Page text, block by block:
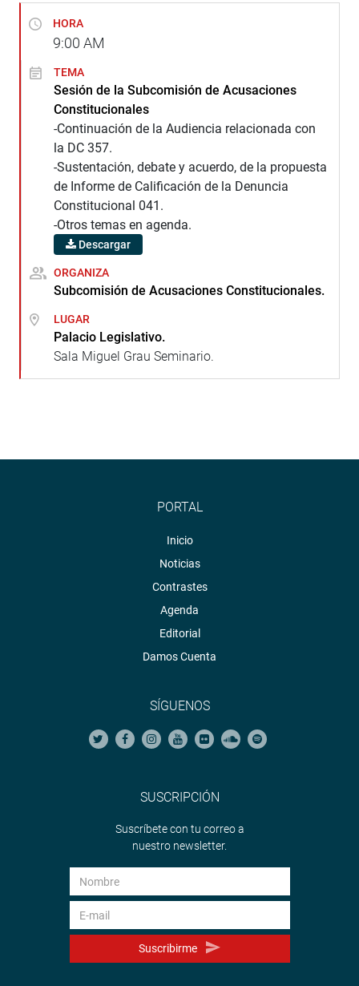
HORA
9:00 AM
TEMA
Sesión de la Subcomisión de Acusaciones
Constitucionales
-Continuación de la Audiencia relacionada con
la DC 357.
-Sustentación, debate y acuerdo, de la propuesta
de Informe de Calificación de la Denuncia
Constitucional 041.
-Otros temas en agenda.
Descargar
ORGANIZA
Subcomisión de Acusaciones Constitucionales.
LUGAR
Palacio Legislativo.
Sala Miguel Grau Seminario.
PORTAL
Inicio
Noticias
Contrastes
Agenda
Editorial
Damos Cuenta
SÍGUENOS
SUSCRIPCIÓN
Suscríbete con tu correo a
nuestro newsletter.
Suscribirme